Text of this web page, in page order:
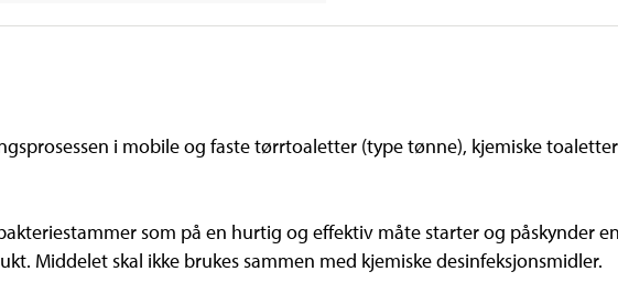
i mobile og faste tørrtoaletter (type tønne), kjemiske
som på en hurtig og effektiv måte starter og påskynder
Middelet skal ikke brukes sammen med kjemiske desinfeksjonsmidler.